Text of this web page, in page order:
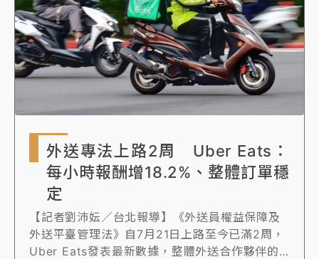
外送專法上路2周 Uber Eats：
每小時報酬增18.2%、整體訂單穩
定
【記者劉沛妘／台北報導】《外送員權益保障及
外送平臺管理法》自7月21日上路至今已滿2周，
Uber Eats發表最新數據，整體外送合作夥伴的